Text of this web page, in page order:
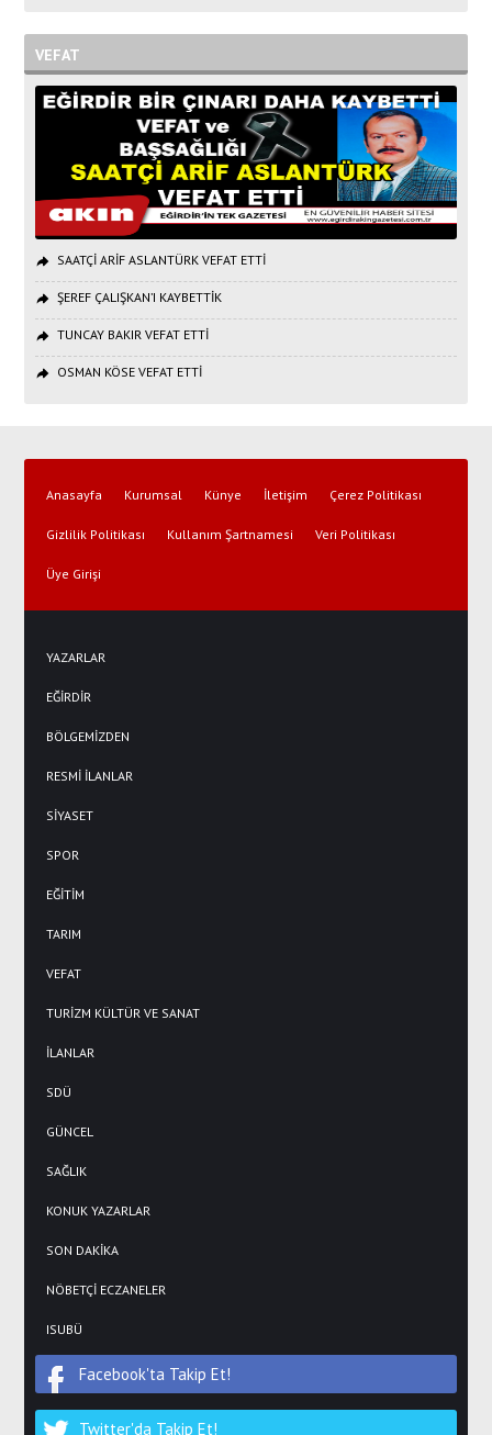
VEFAT
SAATÇİ ARİF ASLANTÜRK VEFAT ETTİ
ŞEREF ÇALIŞKAN’I KAYBETTİK
TUNCAY BAKIR VEFAT ETTİ
OSMAN KÖSE VEFAT ETTİ
Anasayfa Kurumsal Künye İletişim Çerez Politikası
Gizlilik Politikası Kullanım Şartnamesi Veri Politikası
Üye Girişi
YAZARLAR
EĞİRDİR
BÖLGEMİZDEN
RESMİ İLANLAR
SİYASET
SPOR
EĞİTİM
TARIM
VEFAT
TURİZM KÜLTÜR VE SANAT
İLANLAR
SDÜ
GÜNCEL
SAĞLIK
KONUK YAZARLAR
SON DAKİKA
NÖBETÇİ ECZANELER
ISUBÜ
Facebook'ta Takip Et!
Twitter'da Takip Et!